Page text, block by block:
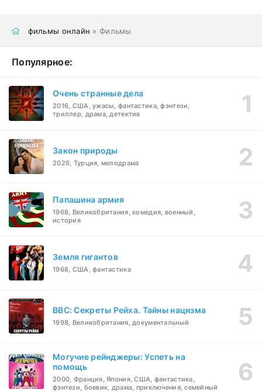
фильмы онлайн » Фильмы
Популярное:
Очень странные дела
2016, США, ужасы, фантастика, фэнтези,
триллер, драма, детектив
Закон природы
2026, Турция, мелодрама
Папашина армия
1968, Великобритания, комедия, военный,
история
Земля гигантов
1968, США, фантастика
BBC: Секреты Рейха. Тайны нацизма
1998, Великобритания, документальный
Могучие рейнджеры: Успеть на
помощь
2000, Франция, Япония, США, фантастика,
фэнтези, боевик, драма, приключения, семейный